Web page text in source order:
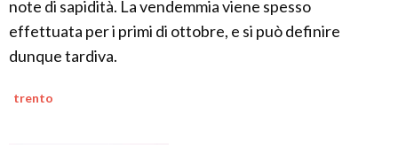
note di sapidità. La vendemmia viene spesso
effettuata per i primi di ottobre, e si può definire
dunque tardiva.
trento